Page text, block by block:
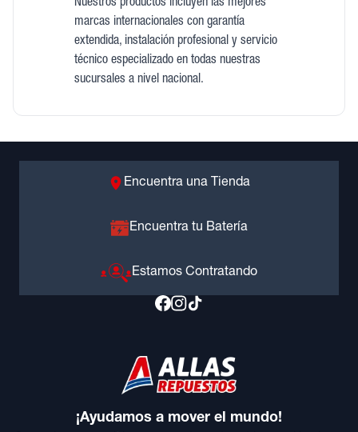
Nuestros productos incluyen las mejores
marcas internacionales con garantía
extendida, instalación profesional y servicio
técnico especializado en todas nuestras
sucursales a nivel nacional.
Encuentra una Tienda
Encuentra tu Batería
Estamos Contratando
¡Ayudamos a mover el mundo!